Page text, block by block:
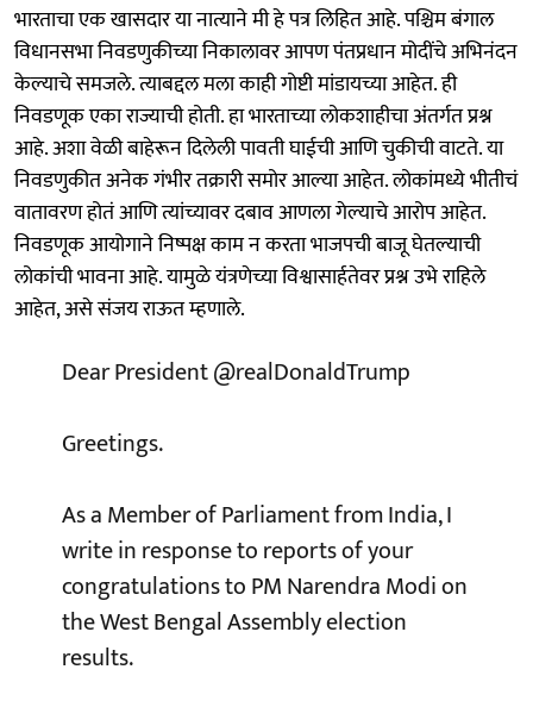
भारताचा एक खासदार या नात्याने मी हे पत्र लिहित आहे. पश्चिम बंगाल
विधानसभा निवडणुकीच्या निकालावर आपण पंतप्रधान मोदींचे अभिनंदन
केल्याचे समजले. त्याबद्दल मला काही गोष्टी मांडायच्या आहेत. ही
निवडणूक एका राज्याची होती. हा भारताच्या लोकशाहीचा अंतर्गत प्रश्न
आहे. अशा वेळी बाहेरून दिलेली पावती घाईची आणि चुकीची वाटते. या
निवडणुकीत अनेक गंभीर तक्रारी समोर आल्या आहेत. लोकांमध्ये भीतीचं
वातावरण होतं आणि त्यांच्यावर दबाव आणला गेल्याचे आरोप आहेत.
निवडणूक आयोगाने निष्पक्ष काम न करता भाजपची बाजू घेतल्याची
लोकांची भावना आहे. यामुळे यंत्रणेच्या विश्वासार्हतेवर प्रश्न उभे राहिले
आहेत, असे संजय राऊत म्हणाले.
Dear President@realDonaldTrump
Greetings.
As a Member of Parliament from India, I
write in response to reports of your
congratulations to PM Narendra Modi on
the West Bengal Assembly election
results.